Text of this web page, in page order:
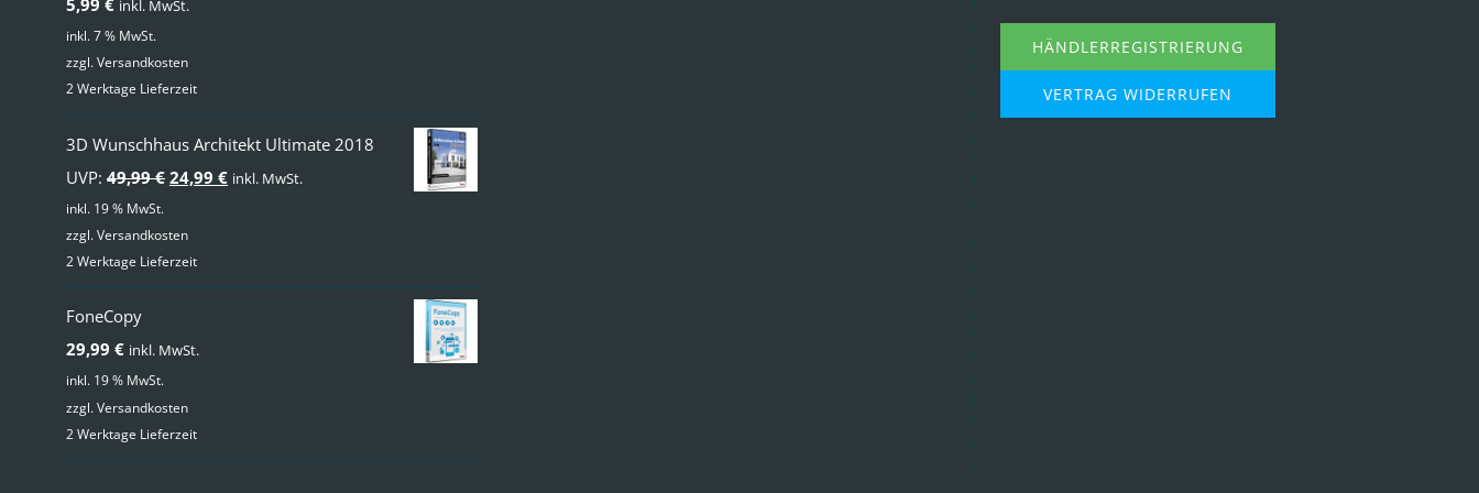
von 5
inkl. MwSt.
inkl. 7 % MwSt.
zzgl.Versandkosten
2 Werktage Lieferzeit
3D Wunschhaus Architekt Ultimate 2018
UVP: 49,99€ Ursprünglicher
war:
24,99 €Aktueller
inkl. MwSt.
inkl. 19 % MwSt.
zzgl.Versandkosten
2 Werktage Lieferzeit
FoneCopy
29,99 € inkl. MwSt.
inkl. 19 % MwSt.
zzgl.Versandkosten
2 Werktage Lieferzeit
HÄNDLERREGISTRIERUNG
VERTRAG WIDERRUFEN